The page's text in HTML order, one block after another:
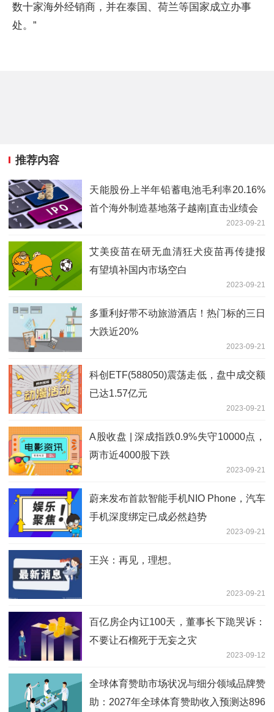
数十家海外经销商，并在泰国、荷兰等国家成立办事
处。”
推荐内容
天能股份上半年铅蓄电池毛利率20.16%
首个海外制造基地落子越南|直击业绩会
2023-09-21
艾美疫苗在研无血清狂犬疫苗再传捷报
有望填补国内市场空白
2023-09-21
多重利好带不动旅游酒店！热门标的三日
大跌近20%
2023-09-21
科创ETF(588050)震荡走低，盘中成交额
已达1.57亿元
2023-09-21
A股收盘 | 深成指跌0.9%失守10000点，
两市近4000股下跌
2023-09-21
蔚来发布首款智能手机NIO Phone，汽车
手机深度绑定已成必然趋势
2023-09-21
王兴：再见，理想。
2023-09-21
百亿房企内讧100天，董事长下跪哭诉：
不要让石榴死于无妄之灾
2023-09-12
全球体育赞助市场状况与细分领域品牌赞
助：2027年全球体育赞助收入预测达896